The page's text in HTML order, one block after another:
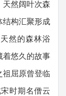
然阔叶次森
结构汇聚形成
然的森林浴
着悠久的故事
屈原曾登临
时期名僧云